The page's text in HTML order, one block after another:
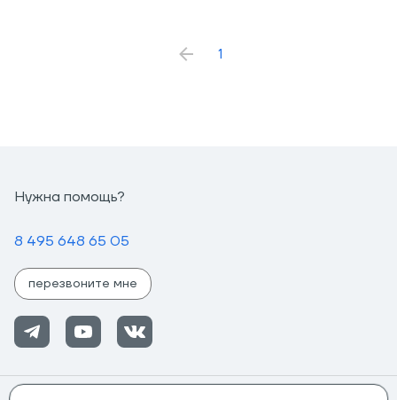
1
Нужна помощь?
8 495 648 65 05
перезвоните мне